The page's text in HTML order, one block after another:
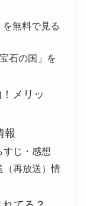
無料で見る
石の国」を
メリッ
報
すじ・感想
（再放送）情